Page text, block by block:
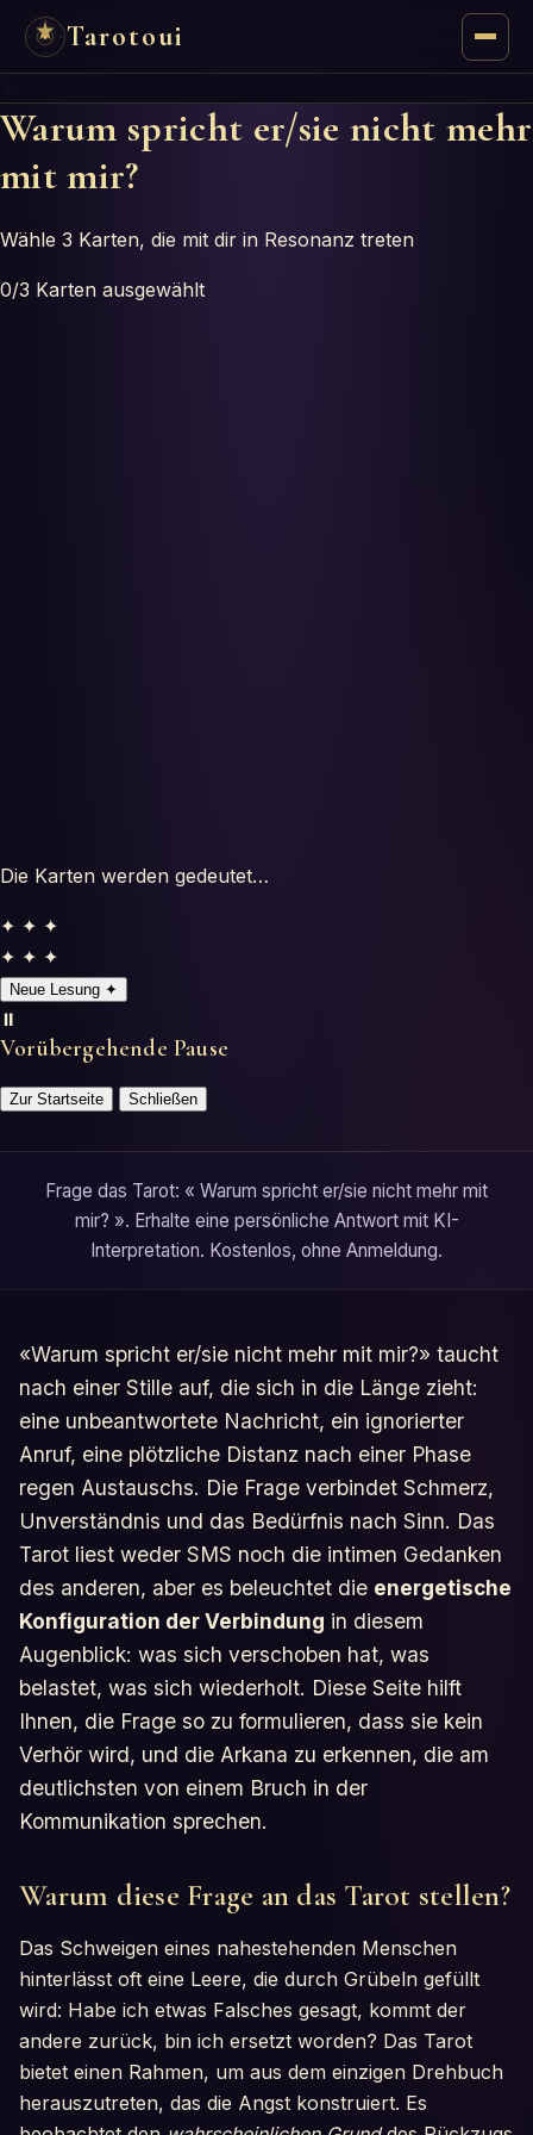
Tarotoui
Tarot
Chat
Tarot-Antworten
Orakel
Warum spricht er/sie nicht mehr
mit mir?
Wähle 3 Karten, die mit dir in Resonanz treten
0/3 Karten ausgewählt
Die Karten werden gedeutet…
✦ ✦ ✦
✦ ✦ ✦
Neue Lesung ✦
⏸️
Vorübergehende Pause
Zur Startseite Schließen
Frage das Tarot: « Warum spricht er/sie nicht mehr mit
mir? ». Erhalte eine persönliche Antwort mit KI-
Interpretation. Kostenlos, ohne Anmeldung.
«Warum spricht er/sie nicht mehr mit mir?» taucht
nach einer Stille auf, die sich in die Länge zieht:
eine unbeantwortete Nachricht, ein ignorierter
Anruf, eine plötzliche Distanz nach einer Phase
regen Austauschs. Die Frage verbindet Schmerz,
Unverständnis und das Bedürfnis nach Sinn. Das
Tarot liest weder SMS noch die intimen Gedanken
des anderen, aber es beleuchtet die energetische
Konfiguration der Verbindung in diesem
Augenblick: was sich verschoben hat, was
belastet, was sich wiederholt. Diese Seite hilft
Ihnen, die Frage so zu formulieren, dass sie kein
Verhör wird, und die Arkana zu erkennen, die am
deutlichsten von einem Bruch in der
Kommunikation sprechen.
Warum diese Frage an das Tarot stellen?
Das Schweigen eines nahestehenden Menschen
hinterlässt oft eine Leere, die durch Grübeln gefüllt
wird: Habe ich etwas Falsches gesagt, kommt der
andere zurück, bin ich ersetzt worden? Das Tarot
bietet einen Rahmen, um aus dem einzigen Drehbuch
herauszutreten, das die Angst konstruiert. Es